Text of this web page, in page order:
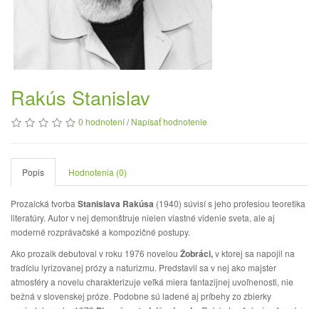
Rakús Stanislav
0 hodnotení/Napísať hodnotenie
Popis Hodnotenia (0)
Prozaická tvorba Stanislava Rakúsa (1940) súvisí s jeho profesiou teoretika
literatúry. Autor v nej demonštruje nielen vlastné videnie sveta, ale aj
moderné rozprávačské a kompozičné postupy.
Ako prozaik debutoval v roku 1976 novelou Žobráci,v ktorej sa napojil na
tradíciu lyrizovanej prózy a naturizmu. Predstavil sa v nej ako majster
atmosféry a novelu charakterizuje veľká miera fantazijnej uvoľnenosti, nie
bežná v slovenskej próze. Podobne sú ladené aj príbehy zo zbierky